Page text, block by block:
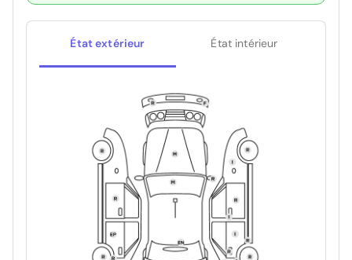
État extérieur État intérieur